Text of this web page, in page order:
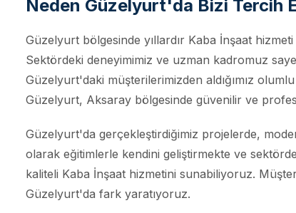
Neden Güzelyurt'da Bizi Tercih
Güzelyurt bölgesinde yıllardır Kaba İnşaat
Sektördeki deneyimimiz ve uzman kadromuz
Güzelyurt'daki müşterilerimizden aldığımız
Güzelyurt, Aksaray bölgesinde güvenilir ve
Güzelyurt'da gerçekleştirdiğimiz projelerde,
olarak eğitimlerle kendini geliştirmekte ve
kaliteli Kaba İnşaat hizmetini sunabiliyoruz.
Güzelyurt'da fark yaratıyoruz.